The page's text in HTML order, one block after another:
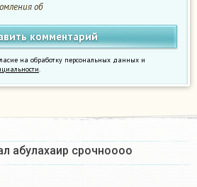
об
на обработку персональных данных и
.
абулахаир срочноооо​